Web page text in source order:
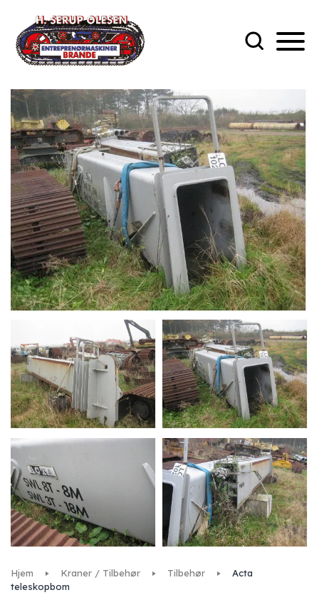
Hjem Kraner / Tilbehør Tilbehør
Acta
teleskopbom